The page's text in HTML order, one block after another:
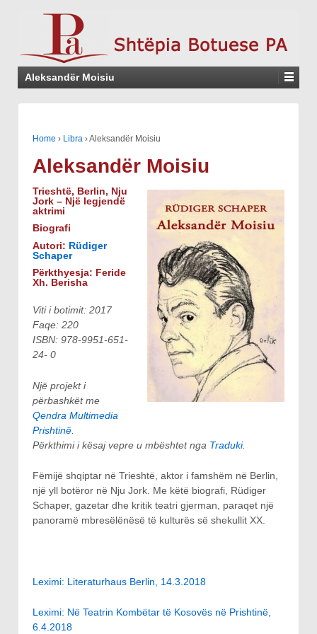
Aleksandër Moisiu
Home › Libra ›Aleksandër Moisiu
Aleksandër Moisiu
Trieshtë, Berlin, Nju
Jork – Një legjendë
aktrimi
Biografi
Autori: Rüdiger
Schaper
Përkthyesja: Feride
Xh. Berisha
Viti i botimit: 2017
Faqe: 220
ISBN: 978-9951-651-
24- 0
Një projekt i
përbashkët me
Qendra Multimedia
Prishtinë
Përkthimi i kësaj vepre u mbështet nga Traduki.
Fëmijë shqiptar në Trieshtë, aktor i famshëm në Berlin,
një yll botëror në Nju Jork. Me këtë biografi, Rüdiger
Schaper, gazetar dhe kritik teatri gjerman, paraqet një
panoramë mbresëlënësë të kulturës së shekullit XX.
Leximi: Literaturhaus Berlin, 14.3.2018
Leximi: Në Teatrin Kombëtar të Kosovës në Prishtinë,
6.4.2018